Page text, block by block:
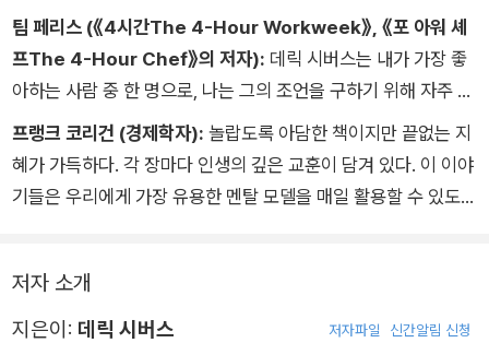
리 운전하고 싶다는 충동을 느꼈다. 그들이 왜 그렇게 서두르는지
이해할 수 없었다. 아마도 나는 다른 사람들을 너무 많이 신경 쓰
는 것 같았다. 그러나 그렇게 했다면, 나의 원래 문제로 되돌아갈
수 있었다.
그래서 한 가지 ‘간단한’ 조정을 했다. 뒤차가 보이지 않게 룸미러
를 위로 올린 것이다.
에 영향이나 스트레스를 받지 않고 나만의 속도로 간다. 몇 분마
다 추월 차선이 나오면 다른 차들이 내 옆을 쌩하고 지나간다. 하
하기 시작하고 다른 선택권을 떠올리는 것은 아예 잊어버리게 된
한 친구는 만족도가 전혀 없는 직장을 계속 다닐지, 창업할지 둘
중 하나를 선택하려고 했다. 나는 그에게 몇 가지 다른 옵션을 더
제안했다.
• 근무 시간 외에 새 회사를 세운다. 거기서 얻는 수입이 급여의
50퍼센트가 되면 그때 퇴사한다.
에 다닌다.
• 직장과 창업 모두 포기하고 뉴질랜드로 가서 투어가이드가 된
팀 페리스 (《4시간The 4-Hour Workweek》, 《포 아워 셰
프The 4-Hour Chef》의 저자): 데릭 시버스는 내가 가장 좋
아하는 사람 중 한 명으로, 나는 그의 조언을 구하기 위해 자주 전
화한다. 그는 철학자이자 으뜸 프로그래머, 스승, 유쾌한 장난꾸
러기다. 데릭 시버스의 지식 폭탄으로 새로 얻은 통찰을 다룬 책
을 따로 써야 할지도 모르겠다. 좋은 내용이 너무 많아서 고르기
프랭크 코리건 (경제학자): 놀랍도록 아담한 책이지만 끝없는 지
혜가 가득하다. 각 장마다 인생의 깊은 교훈이 담겨 있다. 이 이야
기들은 우리에게 가장 유용한 멘탈 모델을 매일 활용할 수 있도록
저자 소개
지은이: 데릭 시버스 저자파일 신간알림 신청